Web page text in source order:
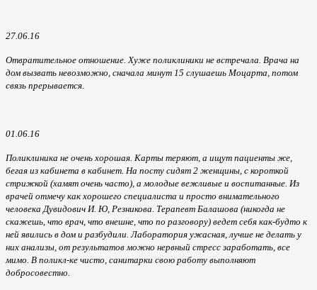
27.06.16
Отвратительное отношение. Хуже поликлиники не встречала. Врача на
дом вызвать невозможно, сначала минут 15 слушаешь Моцарта, потом
связь прерывается.
01.06.16
Поликлиника не очень хорошая. Карты теряют, а ищут пациенты же,
бегая из кабинета в кабинет. На посту сидят 2 женщины, с короткой
стрижкой (хамят очень часто), а молодые вежливые и воспитанные. Из
врачей отмечу как хорошего специалиста и просто внимательного
человека Дувидович И. Ю, Резникова. Терапевт Балашова (никогда не
скажешь, что врач, что внешне, что по разговору) ведет себя как-будто к
ней явились в дом и разбудили. Лаборатория ужасная, лучше не делать у
них анализы, от результатов можно нервный стресс заработать, все
мимо. В поликл-ке чисто, санитарки свою работу выполняют
добросовестно.